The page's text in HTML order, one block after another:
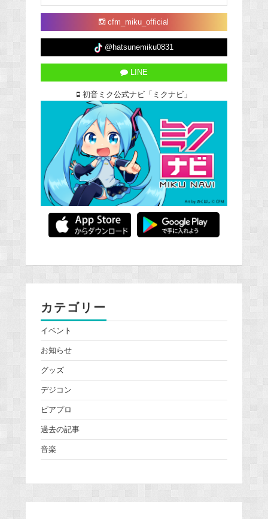
cfm_miku_official
@hatsunemiku0831
LINE
初音ミク公式ナビ「ミクナビ」
カテゴリー
イベント
お知らせ
グッズ
デジコン
ピアプロ
過去の記事
音楽